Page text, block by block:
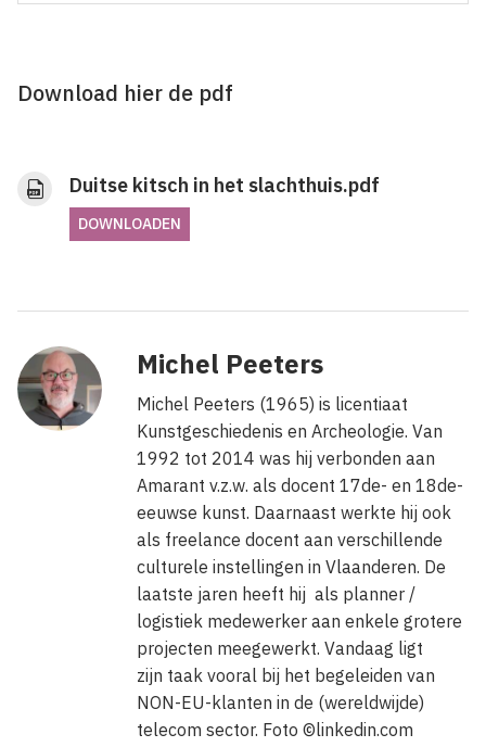
Download hier de pdf
Duitse kitsch in het slachthuis.pdf
DOWNLOADEN
Michel Peeters
Michel Peeters (1965) is licentiaat
Kunstgeschiedenis en Archeologie. Van
1992 tot 2014 was hij verbonden aan
Amarant v.z.w. als docent 17de- en 18de-
eeuwse kunst. Daarnaast werkte hij ook
als freelance docent aan verschillende
culturele instellingen in Vlaanderen. De
laatste jaren heeft hij als planner /
logistiek medewerker aan enkele grotere
projecten meegewerkt. Vandaag ligt
zijn taak vooral bij het begeleiden van
NON-EU-klanten in de (wereldwijde)
telecom sector. Foto ©linkedin.com